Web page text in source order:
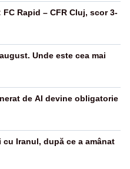
Rapid – CFR Cluj, scor 3-
Unde este cea mai
de AI devine obligatorie
Iranul, după ce a amânat